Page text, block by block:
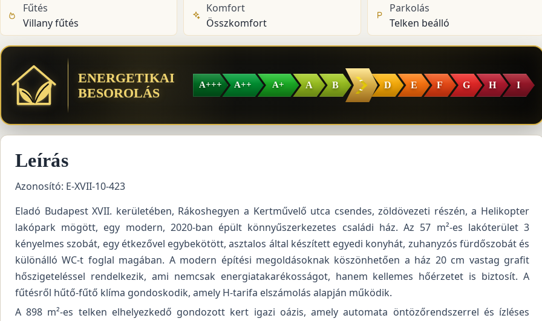
Fűtés
Villany fűtés
Komfort
Összkomfort
Parkolás
Telken beálló
ENERGETIKAI
BESOROLÁS
A+++ A++ A+ A B C D E F G H I
Leírás
Azonosító: E-XVII-10-423
Eladó Budapest XVII. kerületében, Rákoshegyen a Kertművelő utca csendes, zöldövezeti részén, a Helikopter
lakópark mögött, egy modern, 2020-ban épült könnyűszerkezetes családi ház. Az 57 m²-es lakóterület 3
kényelmes szobát, egy étkezővel egybekötött, asztalos által készített egyedi konyhát, zuhanyzós fürdőszobát és
különálló WC-t foglal magában. A modern építési megoldásoknak köszönhetően a ház 20 cm vastag grafit
hőszigeteléssel rendelkezik, ami nemcsak energiatakarékosságot, hanem kellemes hőérzetet is biztosít. A
fűtésről hűtő-fűtő klíma gondoskodik, amely H-tarifa elszámolás alapján működik.
A 898 m²-es telken elhelyezkedő gondozott kert igazi oázis, amely automata öntözőrendszerrel és ízléses